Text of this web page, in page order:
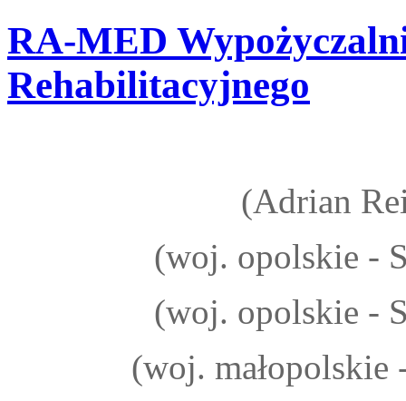
RA-MED
Rehabilitacyjnego
(Adrian
(woj. opolskie -
(woj. opolskie -
(woj.